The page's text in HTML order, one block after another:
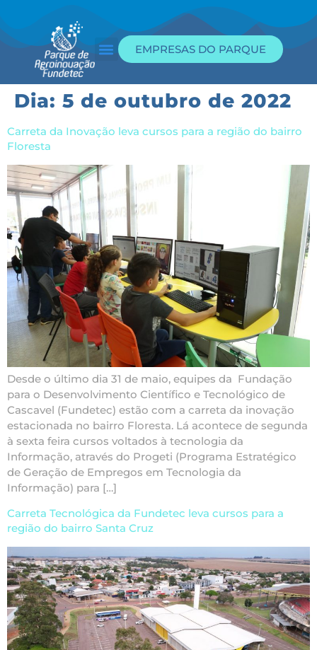
EMPRESAS DO PARQUE
Dia: 5 de outubro de 2022
Carreta da Inovação leva cursos para a região do bairro
Floresta
Desde o último dia 31 de maio, equipes da Fundação
para o Desenvolvimento Científico e Tecnológico de
Cascavel (Fundetec) estão com a carreta da inovação
estacionada no bairro Floresta. Lá acontece de segunda
à sexta feira cursos voltados à tecnologia da
Informação, através do Progeti (Programa Estratégico
de Geração de Empregos em Tecnologia da
Informação) para […]
Carreta Tecnológica da Fundetec leva cursos para a
região do bairro Santa Cruz